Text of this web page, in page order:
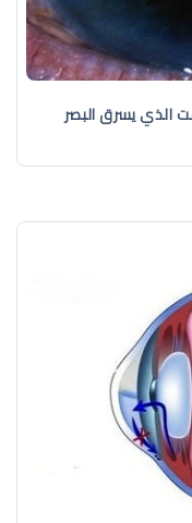
الذي يسرق البصر